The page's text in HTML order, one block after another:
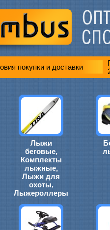
покупки и доставки
Лыжи
беговые,
Комплекты
лыжные,
Лыжи для
охоты,
Лыжероллеры